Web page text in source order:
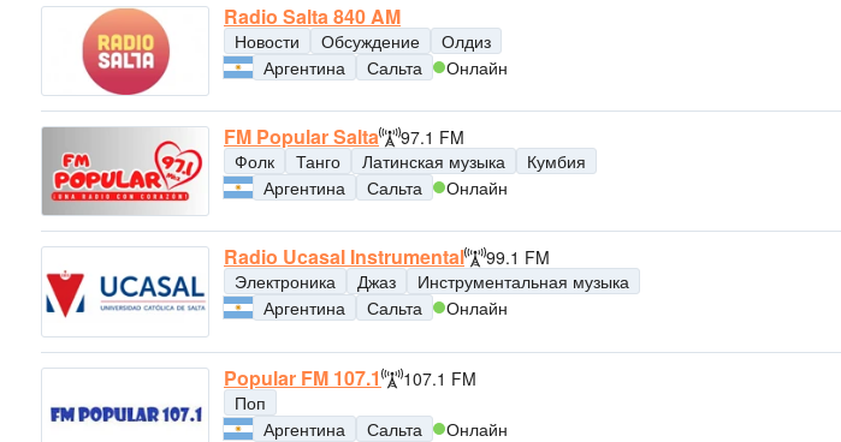
Radio Salta 840 AM
Новости Обсуждение
Олдиз
Аргентина
Сальта Онлайн
FM Popular Salta
97.1 FM
Фолк
Танго Латинская музыка
Кумбия
Аргентина
Сальта Онлайн
Radio Ucasal Instrumental
99.1 FM
Электроника
Джаз
Инструментальная музыка
Аргентина
Сальта Онлайн
Popular FM 107.1
107.1 FM
Поп
Аргентина
Сальта Онлайн